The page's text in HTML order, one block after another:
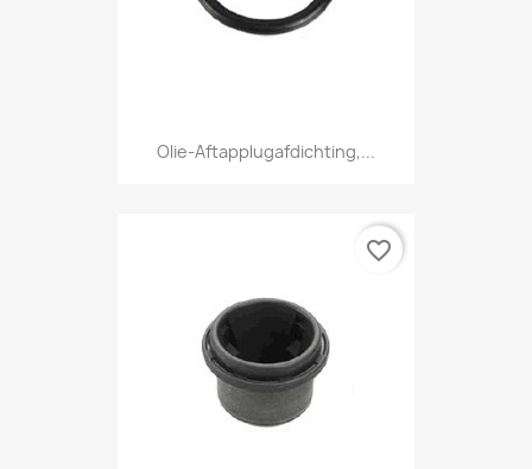
Olie-Aftapplugafdichting,...
favorite_border